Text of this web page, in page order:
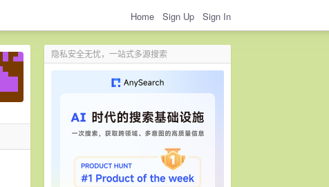
Home Sign Up Sign In
隐私安全无忧，一站式多源搜索